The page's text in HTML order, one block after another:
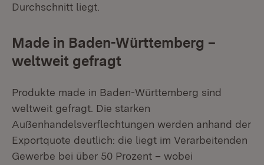
Durchschnitt liegt.
Made in Baden-Württemberg –
weltweit gefragt
Produkte made in Baden-Württemberg sind
weltweit gefragt. Die starken
Außenhandelsverflechtungen werden anhand der
Exportquote deutlich: die liegt im Verarbeitenden
Gewerbe bei über 50 Prozent – wobei